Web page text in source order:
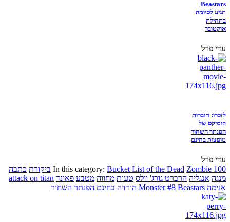
Beastars
תגיע לסיומה
בתחילת
אוקטובר
עדי פרל
לזכרו: חוברות
קומיקס של
הפנתר השחור
מופצות בחינם
עדי פרל
In this category: Bucket List of the Dead Zombie 100 ביקורת כתבה
מנגה אנגליה הרברט גורג' וולס טעות מחווה מטבע פאונד attack on titan
אנימה
Monster #8 Beastars הורדה בחינם הפנתר השחור